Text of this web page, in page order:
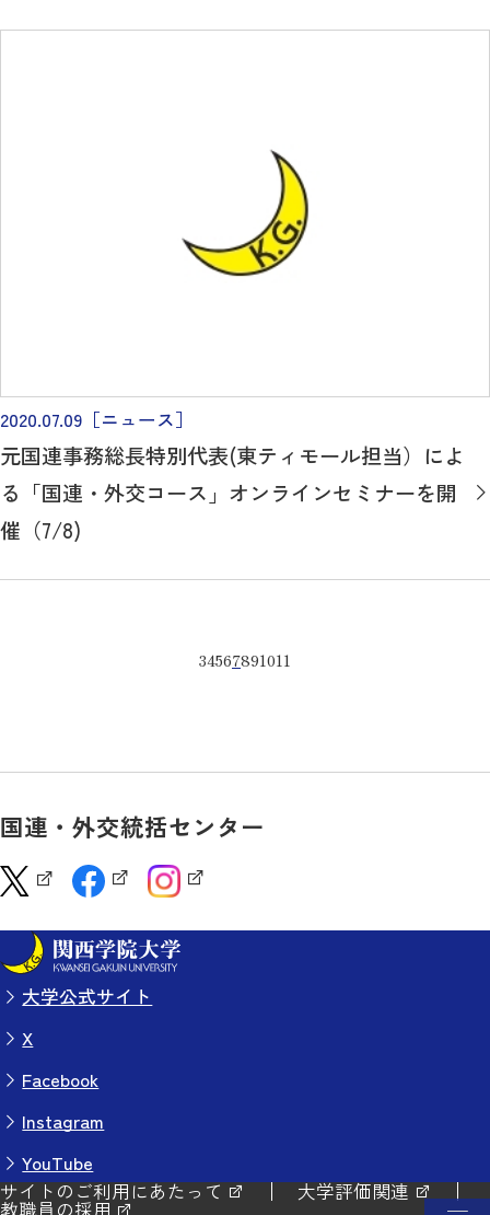
2020.07.09 ［ニュース］
元国連事務総長特別代表(東ティモール担当）によ
る「国連・外交コース」オンラインセミナーを開
催（7/8)
34567891011
国連・外交統括センター
大学公式サイト
X
Facebook
Instagram
YouTube
サイトのご利用にあたって
大学評価関連
教職員の採用